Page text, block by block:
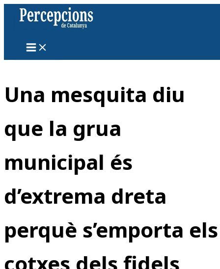
Vés
contingut
Una mesquita diu
que la grua
municipal és
d’extrema dreta
perquè s’emporta els
cotxes dels fidels